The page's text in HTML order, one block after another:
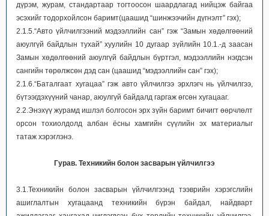
дүрэм, журам, стандартаар тогтоосон шаардлагад нийцэж байгаа
эсэхийг тодорхойлсон баримт(цаашид “шинжээчийн дүгнэлт” гэх);
2.1.5.“Авто үйлчилгээний мэдээллийн сан” гэж “Замын хөдөлгөөний
аюулгүй байдлын тухай” хуулийн 10 дугаар зүйлийн 10.1.-д заасан
Замын хөдөлгөөний аюулгүй байдлын бүртгэл, мэдээллийн нэгдсэн
сангийн төрөлжсөн дэд сан (цаашид “мэдээллийн сан” гэх);
2.1.6.“Баталгаат хугацаа” гэж авто үйлчилгээ эрхлэгч нь үйлчилгээ,
бүтээгдэхүүний чанар, аюулгүй байдалд гаргаж өгсөн хугацааг.
2.2.Энэхүү журамд ишлэл болгосон эрх зүйн баримт бичигт өөрчлөлт
орсон тохиолдолд албан ёсны хамгийн сүүлийн эх материалыг
татаж хэрэглэнэ.
Гурав. Техникийн болон засварын үйлчилгээ
3.1.Техникийн болон засварын үйлчилгээнд тээврийн хэрэгслийн
ашиглалтын хугацаанд техникийн бүрэн байдал, найдварт